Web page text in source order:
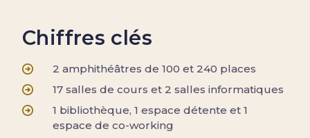
Chiffres clés
2 amphithéâtres de 100 et 240 places
17 salles de cours et 2 salles informatiques
1 bibliothèque, 1 espace détente et 1
espace de co-working